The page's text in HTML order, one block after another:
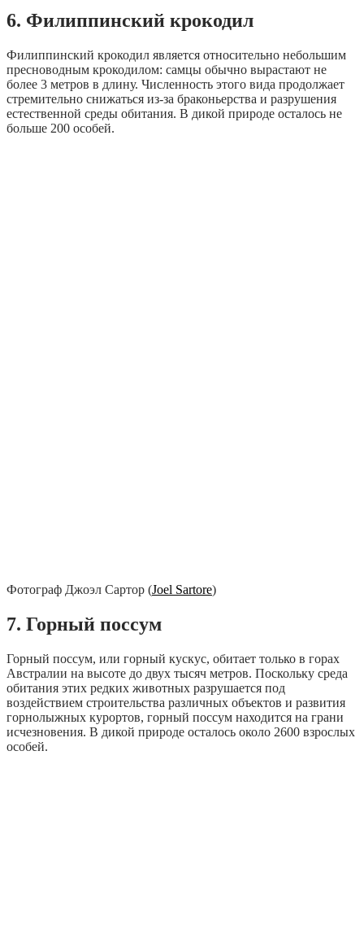
6. Филиппинский крокодил
Филиппинский крокодил является относительно небольшим
пресноводным крокодилом: самцы обычно вырастают не
более 3 метров в длину. Численность этого вида продолжает
стремительно снижаться из-за браконьерства и разрушения
естественной среды обитания. В дикой природе осталось не
больше 200 особей.
Фотограф Джоэл Сартор (Joel Sartore)
7. Горный поссум
Горный поссум, или горный кускус, обитает только в горах
Австралии на высоте до двух тысяч метров. Поскольку среда
обитания этих редких животных разрушается под
воздействием строительства различных объектов и развития
горнолыжных курортов, горный поссум находится на грани
исчезновения. В дикой природе осталось около 2600 взрослых
особей.